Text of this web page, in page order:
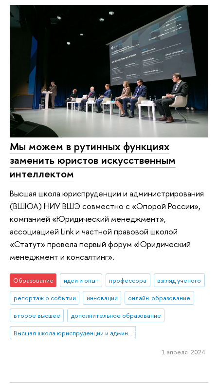
Мы можем в рутинных функциях
заменить юристов искусственным
интеллектом
Высшая школа юриспруденции и администрирования
(ВШЮА) НИУ ВШЭ совместно с «Опорой России»,
компанией «Юридический менеджмент»,
ассоциацией Link и частной правовой школой
«Статут» провела первый форум «Юридический
менеджмент и консалтинг».
Образование идеи и опыт профессора
взгляд ученого
репортаж о событии
инновации
онлайн-образование
второе высшее
дополнительное образование
1 апреля 2024